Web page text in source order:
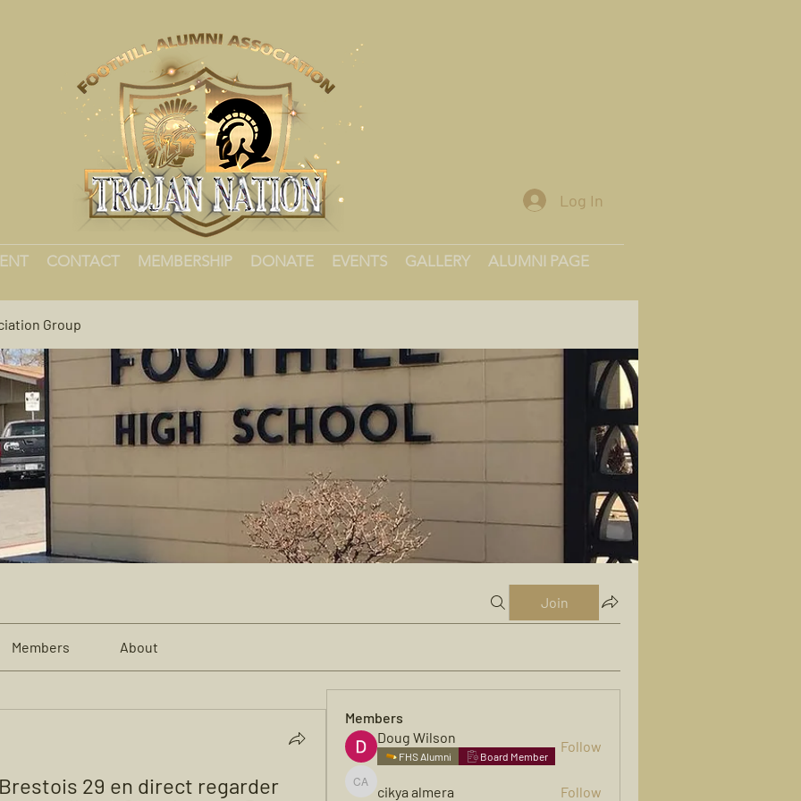
Log In
CONTACT MEMBERSHIP DONATE EVENTS GALLERY ALUMNI PAGE
Group
Join
Members About
29 en direct regarder
Members
Doug Wilson
FHS Alumni Board Member
Follow
cikya almera
cikya almera Follow